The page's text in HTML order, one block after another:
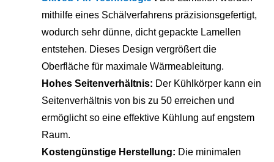
mithilfe eines Schälverfahrens präzisionsgefertigt,
wodurch sehr dünne, dicht gepackte Lamellen
entstehen. Dieses Design vergrößert die
Oberfläche für maximale Wärmeableitung.
Hohes Seitenverhältnis: Der Kühlkörper kann ein
Seitenverhältnis von bis zu 50 erreichen und
ermöglicht so eine effektive Kühlung auf engstem
Raum.
Kostengünstige Herstellung: Die minimalen